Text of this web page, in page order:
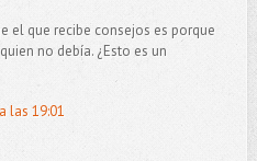
el que recibe consejos es porque
no debía. ¿Esto es un
las 19:01